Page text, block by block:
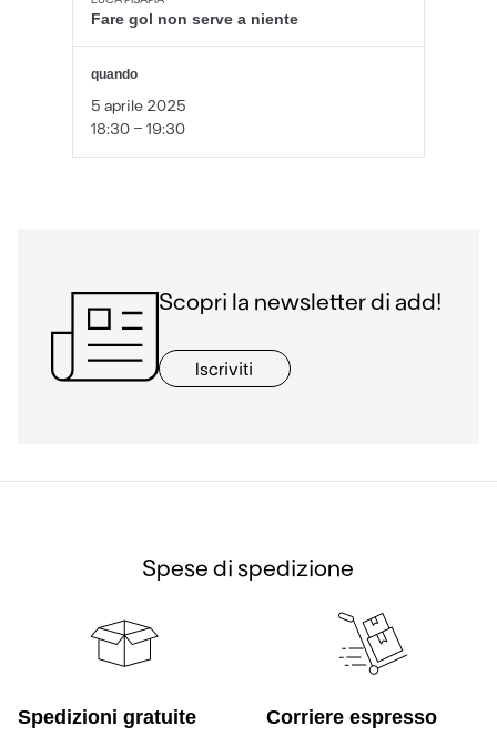
Fare gol non serve a niente
quando
5 aprile 2025
18:30 - 19:30
Scopri la newsletter di add!
Iscriviti
Spese di spedizione
Spedizioni gratuite Corriere espresso